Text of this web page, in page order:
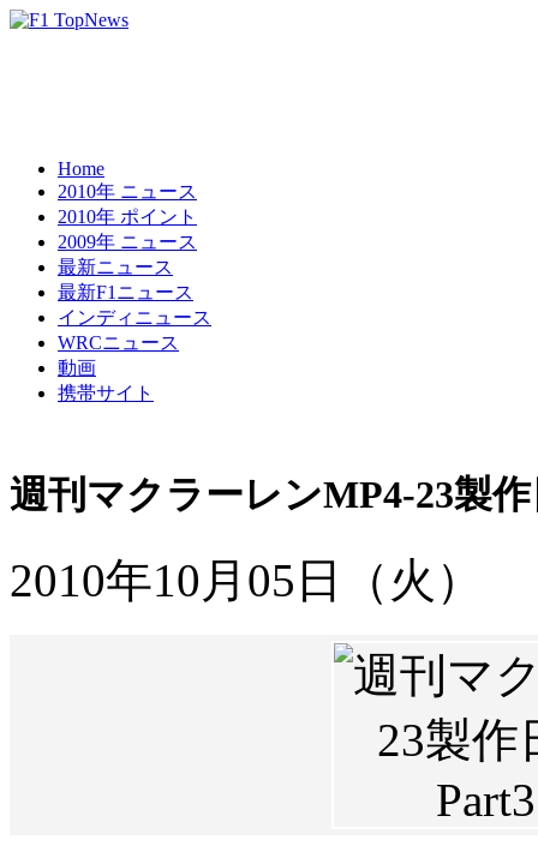
Home
2010年 ニュース
2010年 ポイント
2009年 ニュース
最新ニュース
最新F1ニュース
インディニュース
WRCニュース
動画
携帯サイト
週刊マクラーレンMP4-23製
2010年10月05日（火）